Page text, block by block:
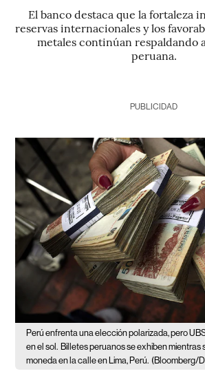
El banco destaca que la fortaleza
reservas internacionales y los
metales continúan respaldando
peruana.
PUBLICIDAD
Perú enfrenta una elección polarizada, pero
en el sol. Billetes peruanos se exhiben mientras
moneda en la calle en Lima, Perú. (Bloomberg/